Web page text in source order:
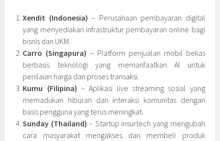
Xendit (Indonesia) – Perusahaan pembayaran digital
yang menyediakan infrastruktur pembayaran online bagi
bisnis dan UKM.
Carro (Singapura) – Platform penjualan mobil bekas
berbasis teknologi yang memanfaatkan AI untuk
penilaian harga dan proses transaksi.
Kumu (Filipina) – Aplikasi live streaming sosial yang
memadukan hiburan dan interaksi komunitas dengan
basis pengguna yang terus meningkat.
Sunday (Thailand) – Startup insurtech yang mengubah
cara masyarakat mengakses dan membeli produk